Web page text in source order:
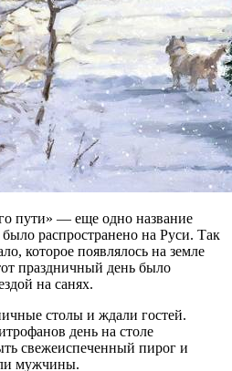
пути» — еще одно название
распространено на Руси. Так
которое появлялось на земле
праздничный день было
на санях.
столы и ждали гостей.
день на столе
свежеиспеченный пирог и
мужчины.